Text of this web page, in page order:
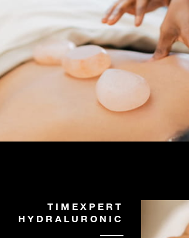
TIMEXPERT
HYDRALURONIC